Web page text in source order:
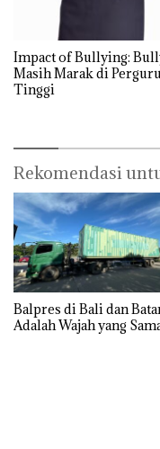
Impact of Bullying:
Masih Marak di
Tinggi
Rekomendasi
Balpres di Bali dan
Adalah Wajah yang